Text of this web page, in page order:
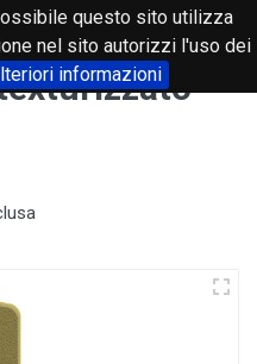
questo sito utilizza
nel sito autorizzi l'uso dei
informazioni
0